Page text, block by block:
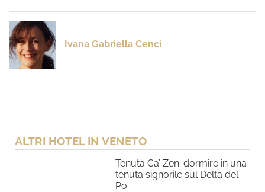
Ivana Gabriella Cenci
ALTRI HOTEL IN VENETO
Tenuta Ca’ Zen: dormire in una
tenuta signorile sul Delta del
Po